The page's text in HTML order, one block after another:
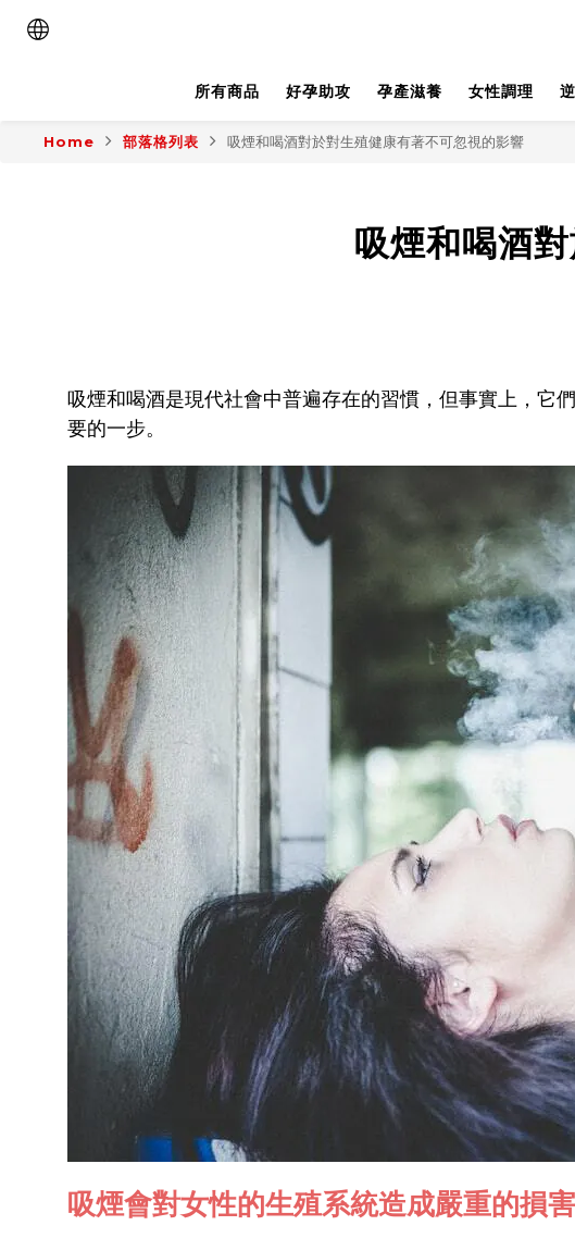
所有商品 好孕助攻 孕產滋養 女性調理
Home 部落格列表 吸煙和喝酒對於對生殖健康有著不可忽視的影響
吸煙和喝酒
吸煙和喝酒是現代社會中普遍存在的習慣，但事實上，它
要的一步。
吸煙會對女性的生殖系統造成嚴重的損害